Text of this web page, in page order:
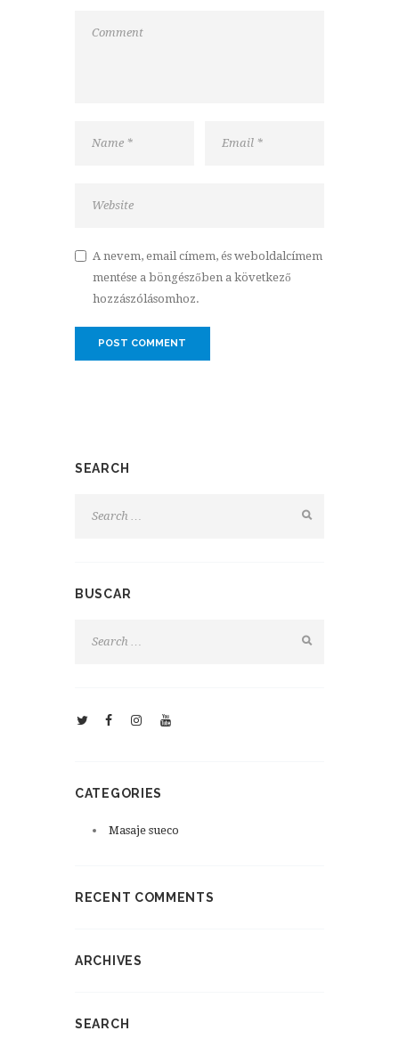
A nevem, email címem, és weboldalcímem
mentése a böngészőben a következő
hozzászólásomhoz.
SEARCH
BUSCAR
CATEGORIES
Masaje sueco
RECENT COMMENTS
ARCHIVES
SEARCH